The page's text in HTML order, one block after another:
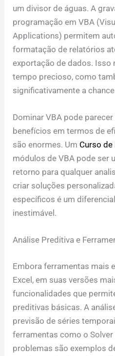
um divisor de águas. A
programação em VBA
Applications) permitem
formatação de relatórios
exportação de dados. Isso
tempo precioso, como
significativamente a
Dominar VBA pode
benefícios em termos de
são enormes. Um Curso de
módulos de VBA pode ser
retorno para qualquer
criar soluções
específicos é um
inestimável.
Análise Preditiva e
Embora ferramentas mais
Excel, em suas versões
funcionalidades que
preditivas básicas. A
previsão de séries
ferramentas como o
problemas são exemplos